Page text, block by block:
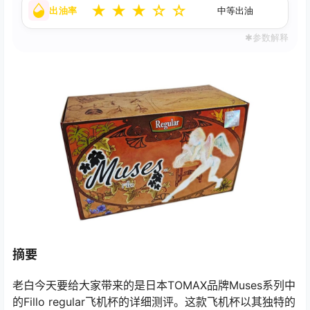
出油率 ★ ★ ★ ☆ ☆ 中等出油
✱参数解释
摘要
老白今天要给大家带来的是日本TOMAX品牌Muses系列中
的Fillo regular飞机杯的详细测评。这款飞机杯以其独特的